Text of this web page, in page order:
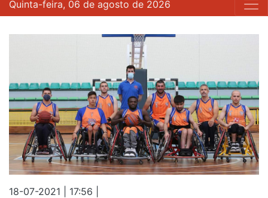
Quinta-feira, 06 de agosto de 2026
18-07-2021 | 17:56